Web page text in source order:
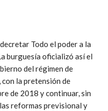
Todo el poder a la
burguesía oficializó así el
del régimen de
con la pretensión de
de 2018 y continuar, sin
reformas previsional y